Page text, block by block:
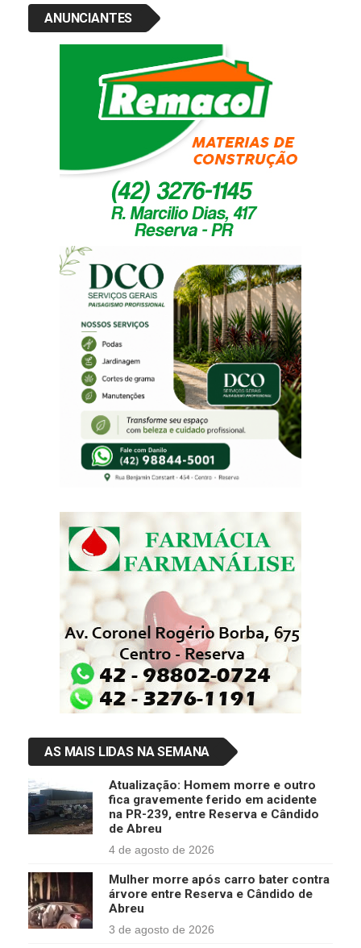
ANUNCIANTES
AS MAIS LIDAS NA SEMANA
Atualização: Homem morre e outro
fica gravemente ferido em acidente
na PR-239, entre Reserva e Cândido
de Abreu
4 de agosto de 2026
Mulher morre após carro bater contra
árvore entre Reserva e Cândido de
Abreu
3 de agosto de 2026